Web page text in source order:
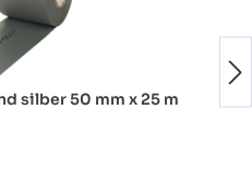
silber 50 mm x 25 m